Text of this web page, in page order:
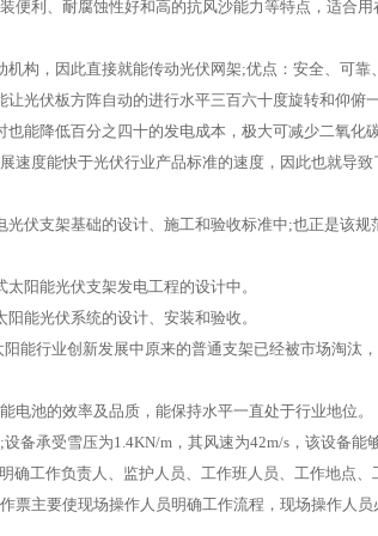
利、耐腐蚀性好和高的抗风沙能力等特点，适合
，因此直接就能传动光伏网架;优点：安全、可靠
伏板方阵自动的进行水平三百六十度旋转和仰俯一
降低百分之四十的发电成本，极大可减少二氧化碳
度能快于光伏行业产品标准的速度，因此也就导
支架基础的设计、施工和验收标准中;也正是该规
阳能光伏支架发电工程的设计中。
能光伏系统的设计、安装和验收。
行业创新发展中原来的普通支架已经被市场淘汰
池的效率及品质，能保持水平一直处于行业地位。
承受雪压为1.4KN/m，其风速为42m/s，该设备能
工作负责人、监护人员、工作班人员、工作地点
主要使现场操作人员明确工作流程，现场操作人